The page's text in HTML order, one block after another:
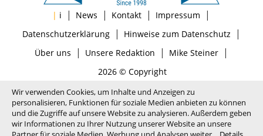
| i | News | Kontakt | Impressum |
Datenschutzerklärung| Hinweise zum Datenschutz |
Über uns | Unsere Redaktion | Mike Steiner|
2026 © Copyright
Wir verwenden Cookies, um Inhalte und Anzeigen zu
personalisieren, Funktionen für soziale Medien anbieten zu können
und die Zugriffe auf unsere Website zu analysieren. Außerdem geben
wir Informationen zu Ihrer Nutzung unserer Website an unsere